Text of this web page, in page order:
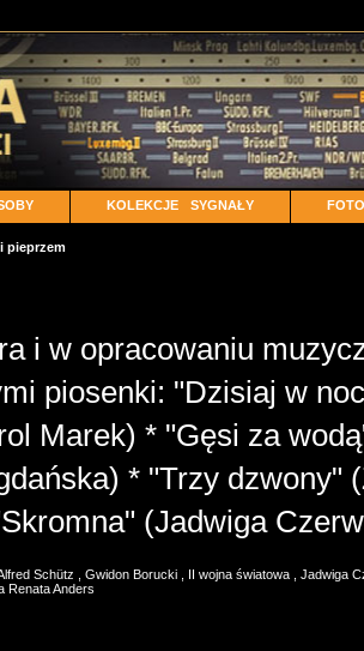
KOLEKCJE SYGNAŁY FOTO
pieprzem
i w opracowaniu
piosenki: "Dzisiaj w
Marek) * "Gęsi za
* "Trzy dzwony"
(Jadwiga
Schütz Gwidon Borucki II wojna światowa
Jadwiga
Renata Anders